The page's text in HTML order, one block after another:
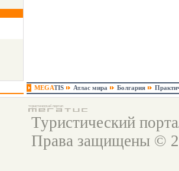
MEGATIS Атлас мира Болгария
Туристический
Права защищены ©